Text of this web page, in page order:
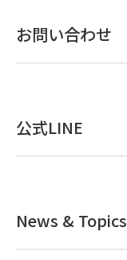
お問い合わせ
公式LINE
News & Topics